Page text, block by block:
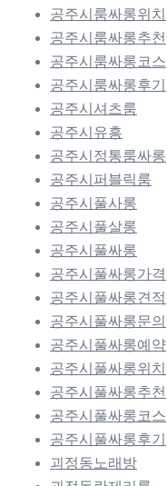
공주시룸싸롱위치
공주시룸싸롱추천
공주시룸싸롱코스
공주시룸싸롱후기
공주시셔츠룸
공주시유흥
공주시정통룸싸롱
공주시퍼블릭룸
공주시풀사롱
공주시풀살롱
공주시풀싸롱
공주시풀싸롱가격
공주시풀싸롱견적
공주시풀싸롱문의
공주시풀싸롱예약
공주시풀싸롱위치
공주시풀싸롱추천
공주시풀싸롱코스
공주시풀싸롱후기
괴정동노래방